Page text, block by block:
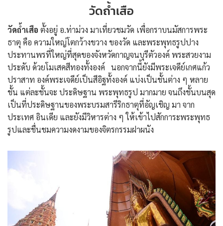
วัดถ้ำเสือ
วัดถ้ำเสือ ตั้งอยู่ อ.ท่าม่วง มาเที่ยวชมวัด เพื่อกราบนมัสการพระ
ธาตุ คือ ความใหญ่โตกว้างขวาง ของวัด และพระพุทธรูปปาง
ประทานพรที่ใหญ่ที่สุดของจังหวัดกาญจนบุรีตัวองค์ พระสวยงาม
ประดับ ด้วยโมเสคสีทองทั้งองค์ นอกจากนี้ยังมีพระเจดีย์เกศแก้ว
ปราสาท องค์พระเจดีย์เป็นสีอิฐทั้งองค์ แบ่งเป็นชั้นต่าง ๆ หลาย
ชั้น แต่ละชั้นจะ ประดิษฐาน พระพุทธรูป มากมาย จนถึงชั้นบนสุด
เป็นที่ประดิษฐานของพระบรมสารีริกธาตุที่อัญเชิญ มา จาก
ประเทศ อินเดีย และยังมีวิหารต่าง ๆ ให้เข้าไปสักการะพระพุทธ
รูปและชื่นชมความงดงามของจิตรกรรมฝาผนัง